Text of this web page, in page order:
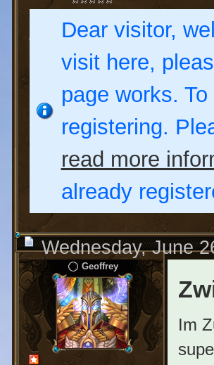
Dear visitor,
visit here,
page works.
registering.
read more
already
Wednesday, June
Geoffrey
Im